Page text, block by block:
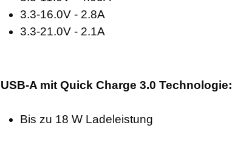
3.3-16.0V - 2.8A
3.3-21.0V - 2.1A
USB-A mit Quick Charge 3.0 Technologie:
Bis zu 18 W Ladeleistung